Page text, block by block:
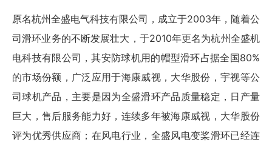
原名杭州全盛电气科技有限公司，成立于2003年，随着公
司滑环业务的不断发展壮大，于2010年更名为杭州全盛机
电科技有限公司，其安防球机用的帽型滑环占据全国80%
的市场份额，广泛应用于海康威视，大华股份，宇视等公
司球机产品，主要是因为全盛滑环产品质量稳定，日产量
巨大，售后服务能力好，连续多年被海康威视，大华股份
评为优秀供应商；在风电行业，全盛风电变桨滑环已经连